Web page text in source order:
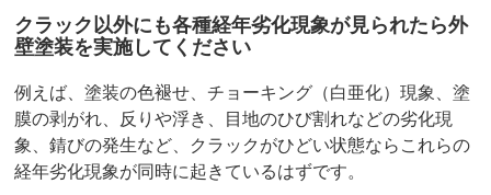
クラック以外にも各種経年劣化現象が見られたら外
壁塗装を実施してください
例えば、塗装の色褪せ、チョーキング（白亜化）現象、塗
膜の剥がれ、反りや浮き、目地のひび割れなどの劣化現
象、錆びの発生など、クラックがひどい状態ならこれらの
経年劣化現象が同時に起きているはずです。